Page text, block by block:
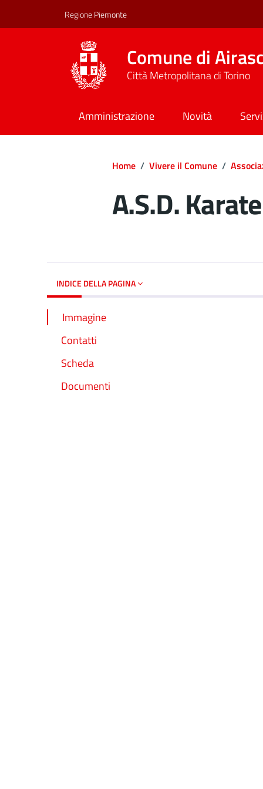
Regione Piemonte
Comune di
Città Metropolitana di Torino
Amministrazione Novità
Home / Vivere il Comune /
A.S.D.
INDICE DELLA PAGINA
Immagine
Contatti
Scheda
Documenti